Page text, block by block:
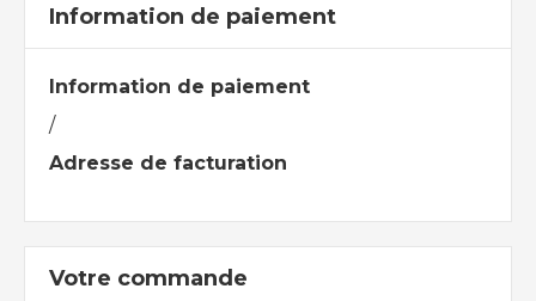
Information de paiement
Information de paiement
/
Adresse de facturation
Votre commande